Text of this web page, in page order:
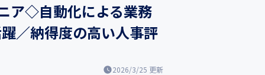
ア◇自動化による業務
／納得度の高い人事評
2026/3/25 更新